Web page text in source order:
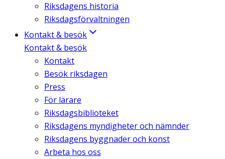
Riksdagens historia
Riksdagsförvaltningen
Kontakt & besök
Kontakt & besök
Kontakt
Besök riksdagen
Press
För lärare
Riksdagsbiblioteket
Riksdagens myndigheter och nämnder
Riksdagens byggnader och konst
Arbeta hos oss